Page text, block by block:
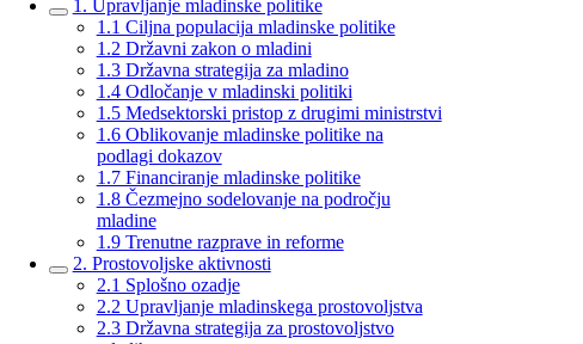
1. Upravljanje mladinske politike
1.1 Ciljna populacija mladinske politike
1.2 Državni zakon o mladini
1.3 Državna strategija za mladino
1.4 Odločanje v mladinski politiki
1.5 Medsektorski pristop z drugimi ministrstvi
1.6 Oblikovanje mladinske politike na
podlagi dokazov
1.7 Financiranje mladinske politike
1.8 Čezmejno sodelovanje na področju
mladine
1.9 Trenutne razprave in reforme
2. Prostovoljske aktivnosti
2.1 Splošno ozadje
2.2 Upravljanje mladinskega prostovoljstva
2.3 Državna strategija za prostovoljstvo